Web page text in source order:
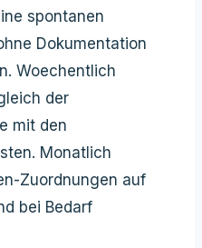
spontanen
Dokumentation
Woechentlich
der
mit den
Monatlich
Zuordnungen auf
bei Bedarf